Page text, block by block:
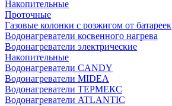
Накопительные
Проточные
Газовые колонки с розжигом от батареек
Водонагреватели косвенного нагрева
Водонагреватели электрические
Накопительные
Водонагреватели CANDY
Водонагреватели MIDEA
Водонагреватели ТЕРМЕКС
Водонагреватели ATLANTIC